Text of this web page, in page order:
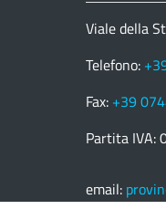
Viale della
Telefono:
Fax: +39
Partita IVA:
email: